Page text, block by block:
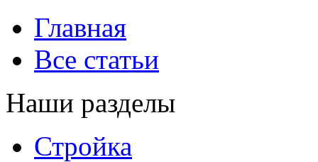
Главная
Все статьи
Наши разделы
Стройка